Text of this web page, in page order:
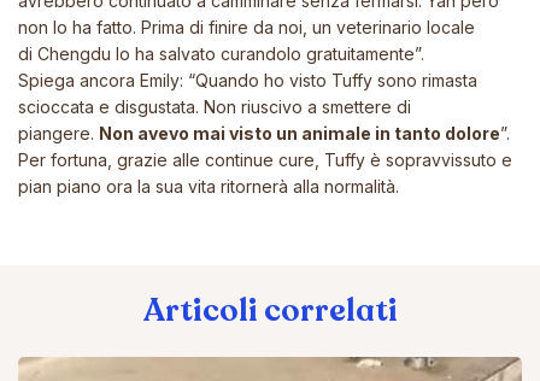
non lo ha fatto. Prima di finire da noi, un veterinario locale
di Chengdu lo ha salvato curandolo gratuitamente”.
Spiega ancora Emily: “Quando ho visto Tuffy sono rimasta
scioccata e disgustata. Non riuscivo a smettere di
piangere. Non avevo mai visto un animale in tanto dolore”.
Per fortuna, grazie alle continue cure, Tuffy è sopravvissuto e
pian piano ora la sua vita ritornerà alla normalità.
Articoli correlati